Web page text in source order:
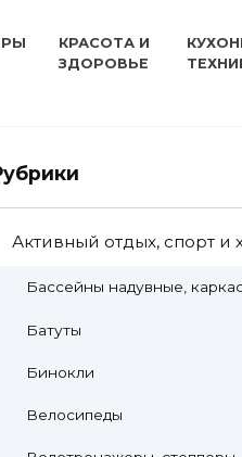
КРАСОТА И
ЗДОРОВЬЕ
Активный отдых, спорт и
Бассейны надувные,
Батуты
Бинокли
Велосипеды